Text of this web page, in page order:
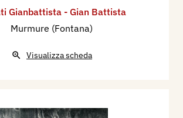
Gianbattista - Gian Battista
Murmure (Fontana)
Visualizza scheda